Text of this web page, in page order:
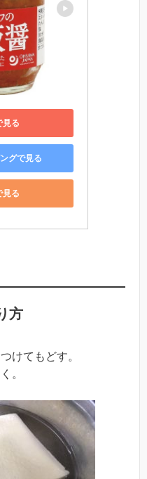
見る
グで見る
る
方
けてもどす。
。